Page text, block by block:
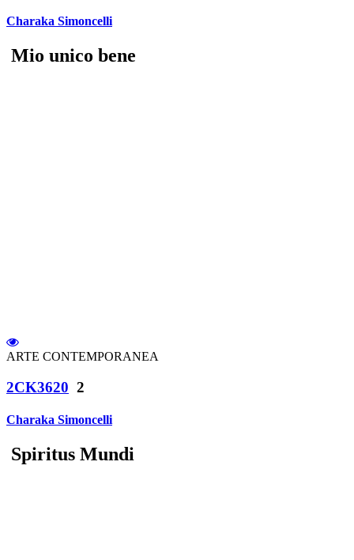
Charaka Simoncelli
Mio unico bene
ARTE CONTEMPORANEA
2CK3620 2
Charaka Simoncelli
Spiritus Mundi